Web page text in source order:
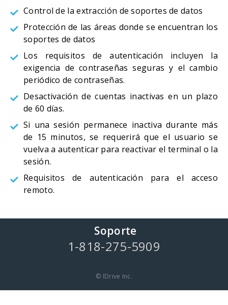
Control de la extracción de soportes de datos
Protección de las áreas donde se encuentran los
soportes de datos
Los requisitos de autenticación incluyen la
exigencia de contraseñas seguras y el cambio
periódico de contraseñas.
Desactivación de cuentas inactivas en un plazo
de 60 días.
Si una sesión permanece inactiva durante más
de 15 minutos, se requerirá que el usuario se
vuelva a autenticar para reactivar el terminal o la
sesión.
Requisitos de autenticación para el acceso
remoto.
Soporte
1-818-275-5909
© IDrive Inc.